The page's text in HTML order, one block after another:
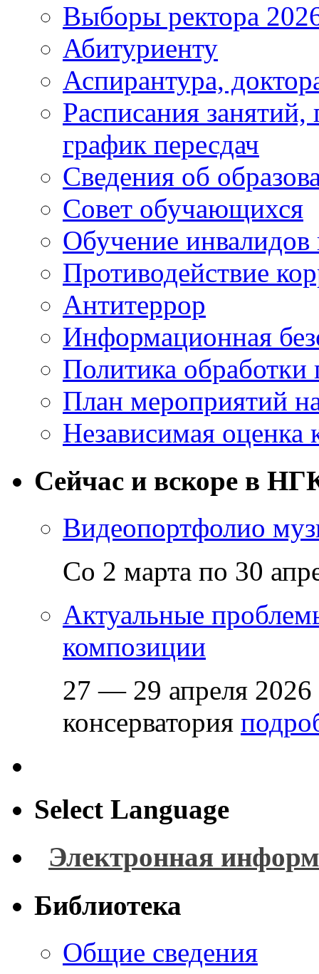
Выборы ректора
Абитуриенту
Аспирантура,
Расписания
график пересдач
Сведения об
Совет обучающихся
Обучение
Противодействие
Антитеррор
Информационная
Политика
План мероприятий
Независимая оценка
Сейчас и вскоре в
Видеопортфолио
Со 2 марта по 30
Актуальные
композиции
27 — 29 апреля 2026
консерватория
Select Language
Электронная
Библиотека
Общие сведения